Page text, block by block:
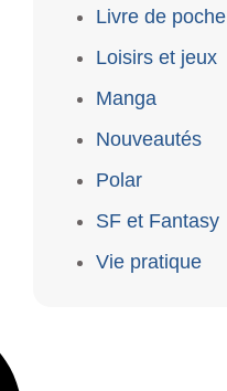
Livre de poche
Loisirs et jeux
Manga
Nouveautés
Polar
SF et Fantasy
Vie pratique